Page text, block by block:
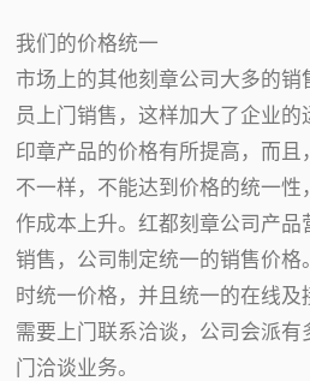
我们的价格统一
市场上的其他刻章公司大多的销
员上门销售，这样加大了企业
印章产品的价格有所提高，而且
不一样，不能达到价格的统一性
作成本上升。红都刻章公司产品
销售，公司制定统一的销售价格
时统一价格，并且统一的在线
需要上门联系洽谈，公司会派有
门洽谈业务。